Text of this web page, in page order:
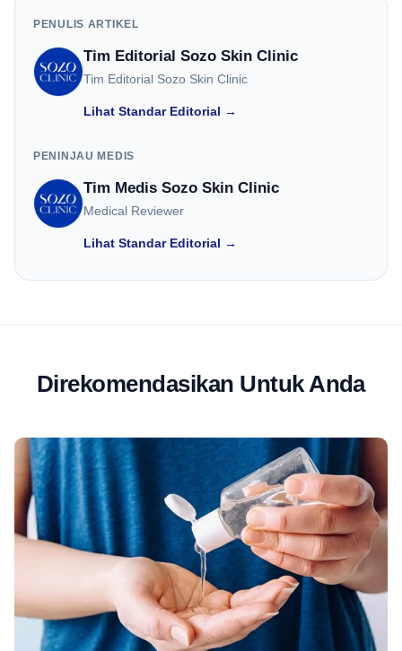
PENULIS ARTIKEL
Tim Editorial Sozo Skin Clinic
Tim Editorial Sozo Skin Clinic
Lihat Standar Editorial →
PENINJAU MEDIS
Tim Medis Sozo Skin Clinic
Medical Reviewer
Lihat Standar Editorial →
Direkomendasikan Untuk Anda